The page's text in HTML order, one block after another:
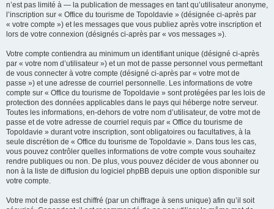
n’est pas limité à — la publication de messages en tant qu’utilisateur anonyme,
l’inscription sur « Office du tourisme de Topoldavie » (désignée ci-après par
« votre compte ») et les messages que vous publiez après votre inscription et
lors de votre connexion (désignés ci-après par « vos messages »).
Votre compte contiendra au minimum un identifiant unique (désigné ci-après
par « votre nom d’utilisateur ») et un mot de passe personnel vous permettant
de vous connecter à votre compte (désigné ci-après par « votre mot de
passe ») et une adresse de courriel personnelle. Les informations de votre
compte sur « Office du tourisme de Topoldavie » sont protégées par les lois de
protection des données applicables dans le pays qui héberge notre serveur.
Toutes les informations, en-dehors de votre nom d’utilisateur, de votre mot de
passe et de votre adresse de courriel requis par « Office du tourisme de
Topoldavie » durant votre inscription, sont obligatoires ou facultatives, à la
seule discrétion de « Office du tourisme de Topoldavie ». Dans tous les cas,
vous pouvez contrôler quelles informations de votre compte vous souhaitez
rendre publiques ou non. De plus, vous pouvez décider de vous abonner ou
non à la liste de diffusion du logiciel phpBB depuis une option disponible sur
votre compte.
Votre mot de passe est chiffré (par un chiffrage à sens unique) afin qu’il soit